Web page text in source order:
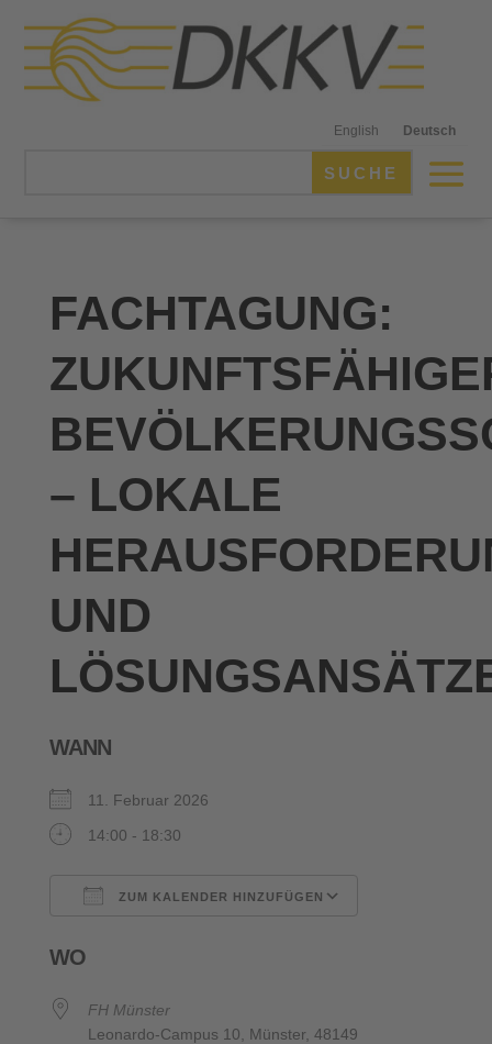
English Deutsch
FACHTAGUNG:
– LOKALE
UND
WANN
11. Februar 2026
14:00 - 18:30
ZUM KALENDER HINZUFÜGEN
WO
FH Münster
Leonardo-Campus 10, Münster, 48149